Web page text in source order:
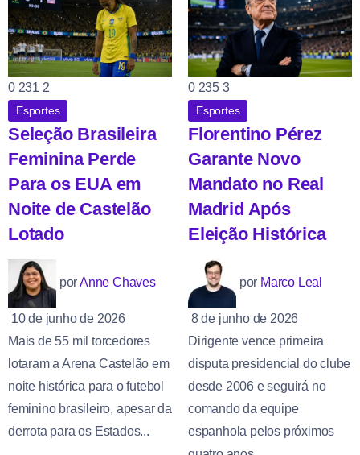
0 231 2
Esportes
Seleção Brasileira
Feminina Perde
Para os EUA em
Noite de Castelão
Lotado
porAnne Chaves
10 de junho de 2026
Mais de 55 mil torcedores
lotaram a Arena Castelão em
noite histórica para o futebol
feminino brasileiro, apesar da
derrota para os Estados...
0 235 3
Esportes
Florentino Pérez
Garante Novo
Mandato no Real
Madrid Após
Eleição Histórica
por Marco Leal
8 de junho de 2026
Dirigente vence primeira
disputa presidencial do clube
desde 2006 e seguirá no
comando da equipe
espanhola pelos próximos